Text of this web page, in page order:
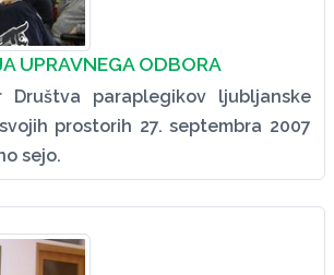
UPRAVNEGA ODBORA
Društva paraplegikov ljubljanske
prostorih 27. septembra 2007
sejo.